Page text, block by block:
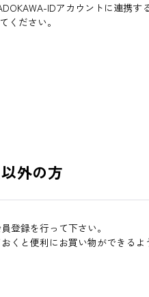
IDアカウントに連携す
ください。
外の方
登録を行って下さい。
くと便利にお買い物ができるよ